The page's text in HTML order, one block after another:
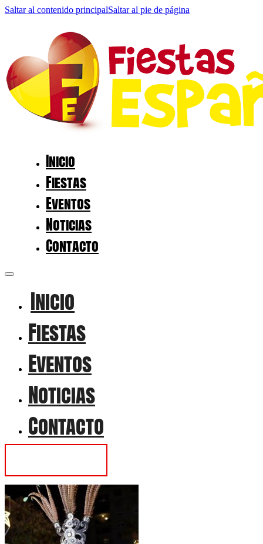
Saltar al contenido principalSaltar al pie de página
Inicio
Fiestas
Eventos
Noticias
Contacto
Inicio
Fiestas
Eventos
Noticias
Contacto